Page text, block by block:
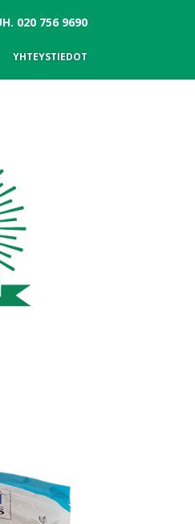
020 756 9690
YHTEYSTIEDOT